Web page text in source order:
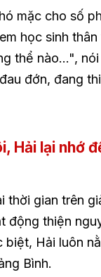
mặc cho số
học sinh
thể nào…",
đớn, đang
Hải lại nhớ
thời gian trên
động thiện
Hải luôn
Bình.